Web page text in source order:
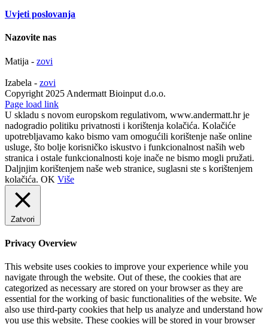
Uvjeti poslovanja
Nazovite nas
Matija - zovi
Izabela - zovi
Copyright 2025 Andermatt Bioinput d.o.o.
Facebook
Page load link
U skladu s novom europskom regulativom, www.andermatt.hr je
nadogradio politiku privatnosti i korištenja kolačića. Kolačiće
upotrebljavamo kako bismo vam omogućili korištenje naše online
usluge, što bolje korisničko iskustvo i funkcionalnost naših web
stranica i ostale funkcionalnosti koje inače ne bismo mogli pružati.
Daljnjim korištenjem naše web stranice, suglasni ste s korištenjem
kolačića. OK Više
Zatvori
Privacy Overview
This website uses cookies to improve your experience while you
navigate through the website. Out of these, the cookies that are
categorized as necessary are stored on your browser as they are
essential for the working of basic functionalities of the website. We
also use third-party cookies that help us analyze and understand how
you use this website. These cookies will be stored in your browser